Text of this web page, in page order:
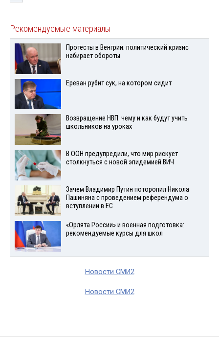
Рекомендуемые материалы
Протесты в Венгрии: политический кризис
набирает обороты
Ереван рубит сук, на котором сидит
Возвращение НВП: чему и как будут учить
школьников на уроках
В ООН предупредили, что мир рискует
столкнуться с новой эпидемией ВИЧ
Зачем Владимир Путин поторопил Никола
Пашиняна с проведением референдума о
вступлении в ЕС
«Орлята России» и военная подготовка:
рекомендуемые курсы для школ
Новости СМИ2
Новости СМИ2